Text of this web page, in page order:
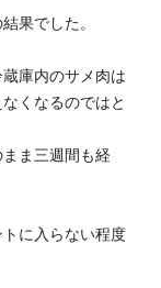
果でした。
庫内のサメ肉は
くなるのではと
ま三週間も経
に入らない程度